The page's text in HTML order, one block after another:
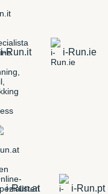
i-Run.it i-Run.ie
i-Run.at i-Run.pt